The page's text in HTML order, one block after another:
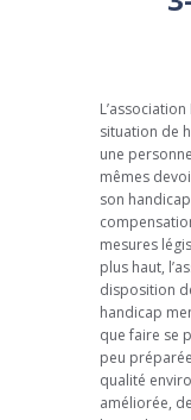
situation de
une
mêmes
son
mesures
plus haut,
disposition
handicap
que faire se
peu
qualité
améliorée,